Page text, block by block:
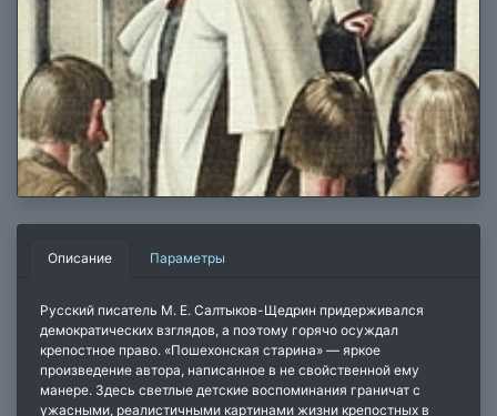
Описание Параметры
Русский писатель М. Е. Салтыков-Щедрин придерживался
демократических взглядов, а поэтому горячо осуждал
крепостное право. «Пошехонская старина» — яркое
произведение автора, написанное в не свойственной ему
манере. Здесь светлые детские воспоминания граничат с
ужасными, реалистичными картинами жизни крепостных в